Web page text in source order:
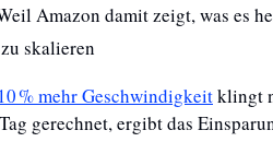
Amazon damit zeigt, was es
skalieren
10 % mehr Geschwindigkeit klingt
gerechnet, ergibt das